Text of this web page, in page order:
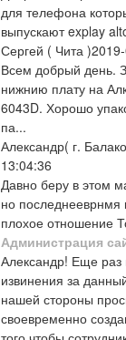
для телефона
выпускают explay
Сергей ( Чита )
Всем добрый день.
нижнию плату на
6043D. Хорошо
па...
Александр( г.
13:04:36
Давно беру в этом
но последнееврнмя
плохое отношение
Администрация
Александр! Еще раз
извинения за
нашей стороны
своевременно